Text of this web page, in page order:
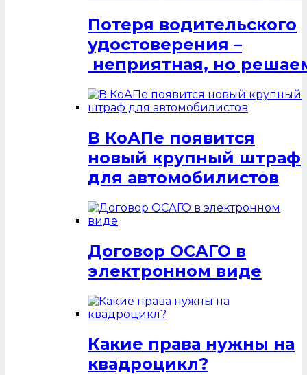
Потеря водительского
удостоверения –
неприятная, но
В КоАПе появится
новый крупный штраф
для автомобилистов
Договор ОСАГО в
электронном виде
Какие права нужны на
квадроцикл?